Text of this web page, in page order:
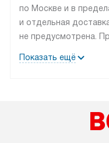
по Москве и в
и отдельная
не предусмотрена.
рекомендуем
быть отправлены
Показать ещё